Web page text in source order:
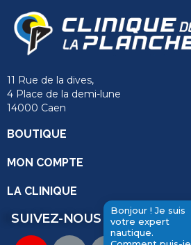
Bonjour ! Je suis
votre expert
nautique.
11 Rue de la dives,
4 Place de la demi-lune
14000 Caen
BOUTIQUE
MON COMPTE
LA CLINIQUE
SUIVEZ-NOUS